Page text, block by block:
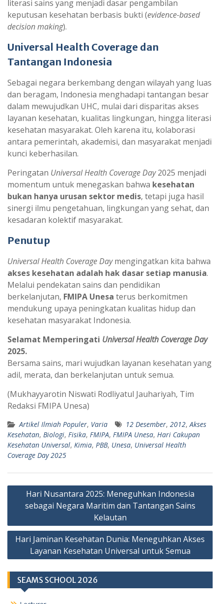
literasi sains yang menjadi dasar pengambilan
keputusan kesehatan berbasis bukti (evidence-based
decision making).
Universal Health Coverage dan
Tantangan Indonesia
Sebagai negara berkembang dengan wilayah yang luas
dan beragam, Indonesia menghadapi tantangan besar
dalam mewujudkan UHC, mulai dari disparitas akses
layanan kesehatan, kualitas lingkungan, hingga literasi
kesehatan masyarakat. Oleh karena itu, kolaborasi
antara pemerintah, akademisi, dan masyarakat menjadi
kunci keberhasilan.
Peringatan Universal Health Coverage Day2025 menjadi
momentum untuk menegaskan bahwa kesehatan
bukan hanya urusan sektor medis, tetapi juga hasil
sinergi ilmu pengetahuan, lingkungan yang sehat, dan
kesadaran kolektif masyarakat.
Penutup
Universal Health Coverage Daymengingatkan kita bahwa
akses kesehatan adalah hak dasar setiap manusia.
Melalui pendekatan sains dan pendidikan
berkelanjutan, FMIPA Unesa terus berkomitmen
mendukung upaya peningkatan kualitas hidup dan
kesehatan masyarakat Indonesia.
Selamat Memperingati Universal Health Coverage Day
2025.
Bersama sains, mari wujudkan layanan kesehatan yang
adil, merata, dan berkelanjutan untuk semua.
(Mukhayyarotin Niswati Rodliyatul Jauhariyah, Tim
Redaksi FMIPA Unesa)
Artikel Ilmiah Populer, Varia 12 Desember, 2012, Akses
Kesehatan, Biologi, Fisika, FMIPA, FMIPA Unesa, Hari Cakupan
Kesehatan Universal, Kimia, PBB, Unesa, Universal Health
Coverage Day 2025
Navigasi
Hari Nusantara 2025: Meneguhkan Indonesia
sebagai Negara Maritim dan Tantangan Sains
Kelautan
Hari Jaminan Kesehatan Dunia: Meneguhkan Akses
Layanan Kesehatan Universal untuk Semua
SEAMS SCHOOL 2026